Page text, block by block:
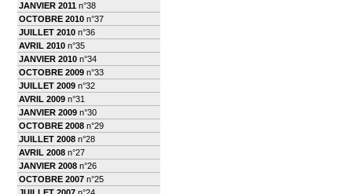
JANVIER 2011 n°38
OCTOBRE 2010 n°37
JUILLET 2010 n°36
AVRIL 2010 n°35
JANVIER 2010 n°34
OCTOBRE 2009 n°33
JUILLET 2009 n°32
AVRIL 2009 n°31
JANVIER 2009 n°30
OCTOBRE 2008 n°29
JUILLET 2008 n°28
AVRIL 2008 n°27
JANVIER 2008 n°26
OCTOBRE 2007 n°25